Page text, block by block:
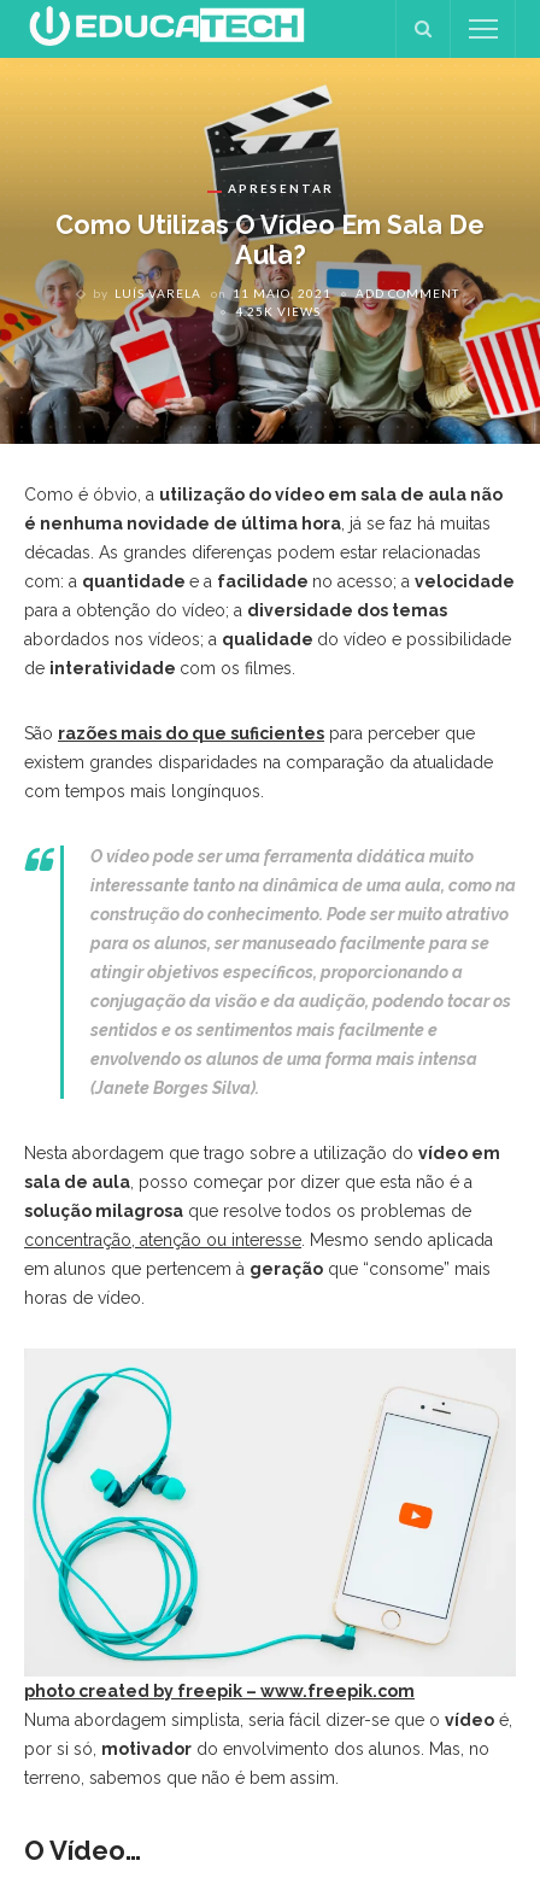
APRESENTAR
Como Utilizas O Vídeo Em Sala De
Aula?
by LUÍS VARELA on 11 MAIO, 2021
ADD COMMENT
4.25K VIEWS
Como é óbvio, a utilização do vídeo em sala de aula não
é nenhuma novidade de última hora , já se faz há muitas
décadas. As grandes diferenças podem estar relacionadas
com: a quantidade e a facilidade no acesso; a velocidade
para a obtenção do vídeo; a diversidade dos temas
abordados nos vídeos; a qualidade do vídeo e possibilidade
de interatividade com os filmes.
São razões mais do que suficientes para perceber que
existem grandes disparidades na comparação da atualidade
com tempos mais longínquos.
O vídeo pode ser uma ferramenta didática muito
interessante tanto na dinâmica de uma aula, como na
construção do conhecimento. Pode ser muito atrativo
para os alunos, ser manuseado facilmente para se
atingir objetivos específicos, proporcionando a
conjugação da visão e da audição, podendo tocar os
sentidos e os sentimentos mais facilmente e
envolvendo os alunos de uma forma mais intensa
(Janete Borges Silva).
Nesta abordagem que trago sobre a utilização do vídeo em
sala de aula , posso começar por dizer que esta não é a
solução milagrosa que resolve todos os problemas de
concentração, atenção ou interesse . Mesmo sendo aplicada
em alunos que pertencem à geração que “consome” mais
horas de vídeo.
photo created by freepik – www.freepik.com
Numa abordagem simplista, seria fácil dizer-se que o vídeo é,
por si só, motivador do envolvimento dos alunos. Mas, no
terreno, sabemos que não é bem assim.
O Vídeo…